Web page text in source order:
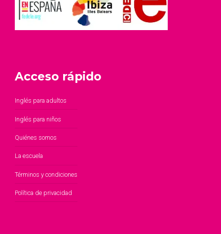
Acceso rápido
Inglés para adultos
Inglés para niños
Quiénes somos
La escuela
Términos y condiciones
Política de privacidad